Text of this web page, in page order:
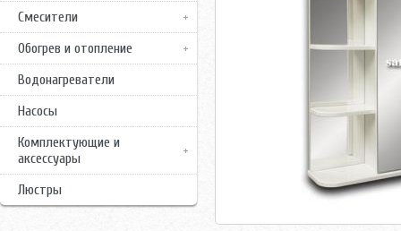
Смесители
Обогрев и отопление
Водонагреватели
Насосы
Комплектующие и
аксессуары
Люстры